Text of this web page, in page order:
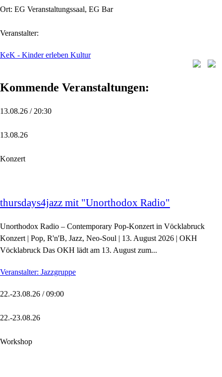
Ort: EG Veranstaltungssaal, EG Bar
Veranstalter:
KeK - Kinder erleben Kultur
Kommende Veranstaltungen:
13.08.26 / 20:30
13.08.26
Konzert
thursdays4jazz mit "Unorthodox Radio"
Unorthodox Radio – Contemporary Pop-Konzert in Vöcklabruck
Konzert | Pop, R'n'B, Jazz, Neo-Soul | 13. August 2026 | OKH
Vöcklabruck Das OKH lädt am 13. August zum...
Veranstalter: Jazzgruppe
22.-23.08.26 / 09:00
22.-23.08.26
Workshop